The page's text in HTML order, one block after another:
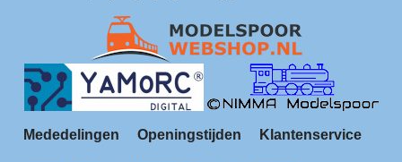
Mededelingen Openingstijden Klantenservice